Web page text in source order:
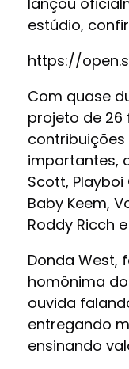
estúdio,
https://
Com quase
projeto de 26
importantes,
Scott, Playboi
Baby Keem,
Roddy Ricch
Donda West,
homônima
ouvida
entregando
ensinando